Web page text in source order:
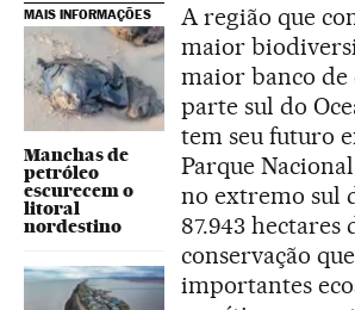
MAIS INFORMAÇÕES
Manchas de
petróleo
escurecem o
litoral
nordestino
A região que
maior
maior banco de
parte sul do
tem seu futuro
Parque
no extremo sul
87.943 hectares
conservação
importantes